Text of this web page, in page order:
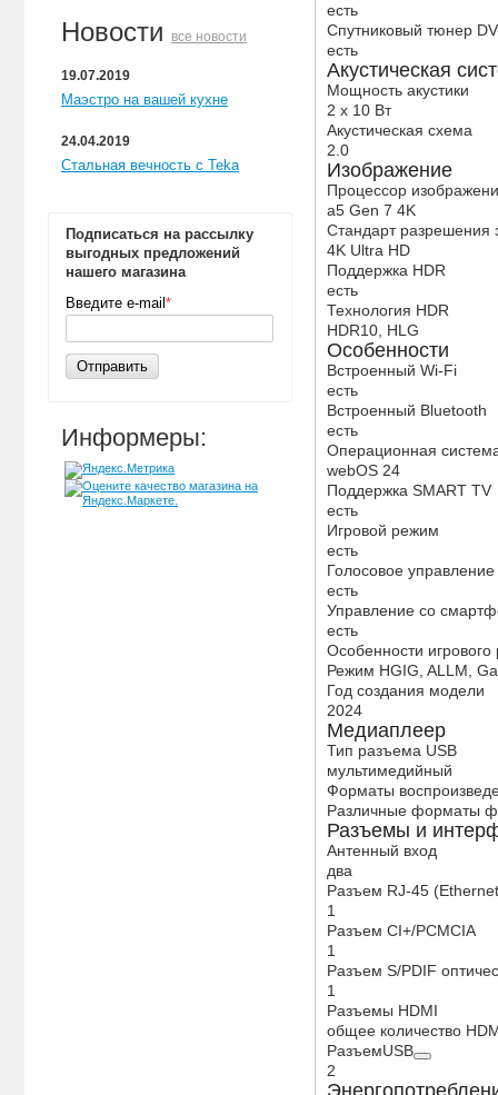
Новости все новости
19.07.2019
Маэстро на вашей кухне
24.04.2019
Стальная вечность с Teka
Подписаться на рассылку
выгодных предложений
нашего магазина
Введите e-mail *
Отправить
Информеры:
есть
Спутниковый тюнер
есть
Акустическая
Мощность акустики
2 x 10 Вт
Акустическая схема
2.0
Изображение
Процессор
a5 Gen 7 4K
Стандарт разрешения
4K Ultra HD
Поддержка HDR
есть
Технология HDR
HDR10, HLG
Особенности
Встроенный Wi-Fi
есть
Встроенный Bluetooth
есть
Операционная
webOS 24
Поддержка SMART TV
есть
Игровой режим
есть
Голосовое управление
есть
Управление со
есть
Особенности
Режим HGIG, ALLM,
Год создания модели
2024
Медиаплеер
Тип разъема USB
мультимедийный
Форматы
Различные форматы
Разъемы и
Антенный вход
два
Разъем RJ-45
1
Разъем CI+/PCMCIA
1
Разъем S/PDIF
1
Разъемы HDMI
общее количество
РазъемUSB
2